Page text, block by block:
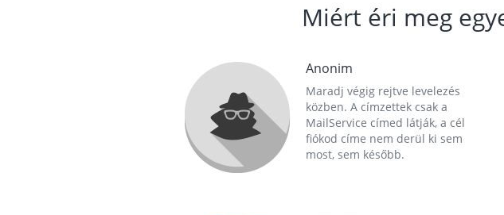
Miért éri meg
Anonim
Maradj végig rejtve levelezés
közben. A címzettek csak a
MailService címed látják, a cél
fiókod címe nem derül ki sem
most, sem később.